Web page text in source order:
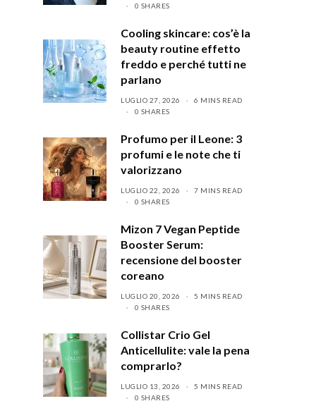
0 SHARES
Cooling skincare: cos’è la
beauty routine effetto
freddo e perché tutti ne
parlano
LUGLIO 27, 2026
6 MINS READ
0 SHARES
Profumo per il Leone: 3
profumi e le note che ti
valorizzano
LUGLIO 22, 2026
7 MINS READ
0 SHARES
Mizon 7 Vegan Peptide
Booster Serum:
recensione del booster
coreano
LUGLIO 20, 2026
5 MINS READ
0 SHARES
Collistar Crio Gel
Anticellulite: vale la pena
comprarlo?
LUGLIO 13, 2026
5 MINS READ
0 SHARES